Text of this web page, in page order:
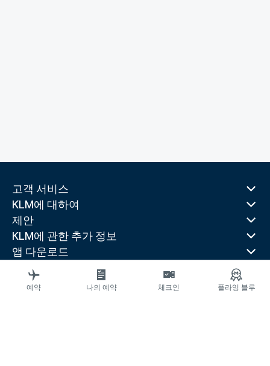
고객 서비스
KLM에 대하여
제안
KLM에 관한 추가 정보
앱 다운로드
관련 웹 사이트
여행 가이드
예약 나의 예약 체크인 플라잉 블루